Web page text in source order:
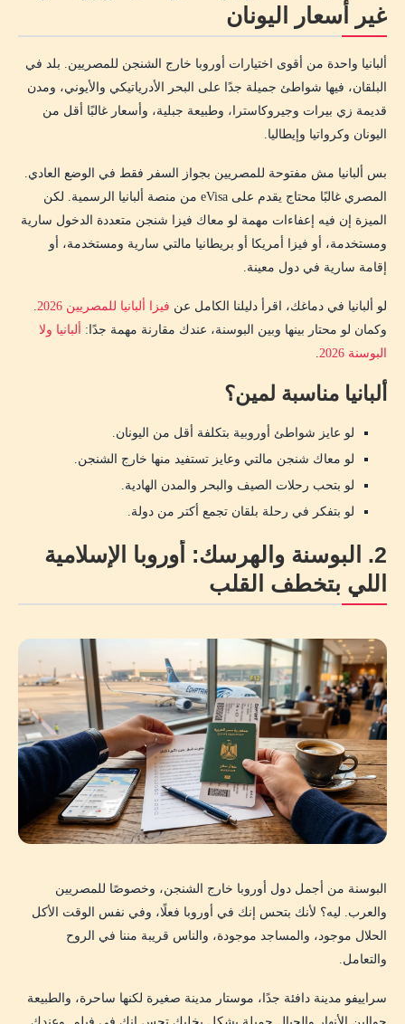
غير أسعار اليونان
ألبانيا واحدة من أقوى اختيارات أوروبا خارج الشنجن للمصريين. بلد في
البلقان، فيها شواطئ جميلة جدًا على البحر الأدرياتيكي والأيوني، ومدن
قديمة زي بيرات وجيروكاسترا، وطبيعة جبلية، وأسعار غالبًا أقل من
اليونان وكرواتيا وإيطاليا.
بس ألبانيا مش مفتوحة للمصريين بجواز السفر فقط في الوضع العادي.
المصري غالبًا محتاج يقدم على eVisa من منصة ألبانيا الرسمية. لكن
الميزة إن فيه إعفاءات مهمة لو معاك فيزا شنجن متعددة الدخول سارية
ومستخدمة، أو فيزا أمريكا أو بريطانيا مالتي سارية ومستخدمة، أو
إقامة سارية في دول معينة.
لو ألبانيا في دماغك، اقرأ دليلنا الكامل عن فيزا ألبانيا للمصريين 2026
وكمان لو محتار بينها وبين البوسنة، عندك مقارنة مهمة جدًا: ألبانيا ولا
البوسنة 2026
ألبانيا مناسبة لمين؟
لو عايز شواطئ أوروبية بتكلفة أقل من اليونان.
لو معاك شنجن مالتي وعايز تستفيد منها خارج الشنجن.
لو بتحب رحلات الصيف والبحر والمدن الهادية.
لو بتفكر في رحلة بلقان تجمع أكتر من دولة.
2. البوسنة والهرسك: أوروبا الإسلامية
اللي بتخطف القلب
البوسنة من أجمل دول أوروبا خارج الشنجن، وخصوصًا للمصريين
والعرب. ليه؟ لأنك بتحس إنك في أوروبا فعلًا، وفي نفس الوقت الأكل
الحلال موجود، والمساجد موجودة، والناس قريبة مننا في الروح
والتعامل.
سراييفو مدينة دافئة جدًا، موستار مدينة صغيرة لكنها ساحرة، والطبيعة